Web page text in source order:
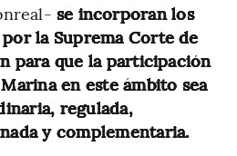
se incorporan los
la Suprema Corte de
para que la participación
en este ámbito sea
regulada,
y complementaria.